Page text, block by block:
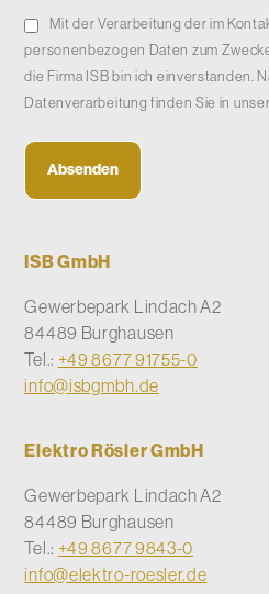
Mit der Verarbeitung der im
personenbezogen Daten zum
die Firma ISB bin ich einverstanden.
Datenverarbeitung finden Sie in
ISB GmbH
Gewerbepark Lindach A2
84489 Burghausen
Tel.: +49 8677 91755-0
info@isbgmbh.de
Elektro Rösler GmbH
Gewerbepark Lindach A2
84489 Burghausen
Tel.: +49 8677 9843-0
info@elektro-roesler.de